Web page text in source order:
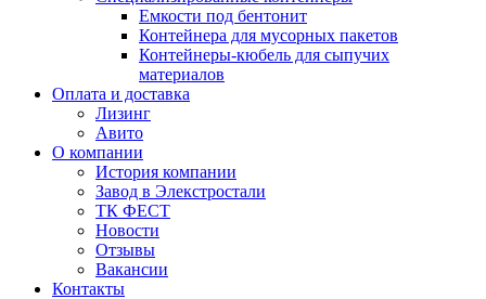
Емкости под бентонит
Контейнера для мусорных пакетов
Контейнеры-кюбель для сыпучих
материалов
Оплата и доставка
Лизинг
Авито
О компании
История компании
Завод в Элекстростали
ТК ФЕСТ
Новости
Отзывы
Вакансии
Контакты